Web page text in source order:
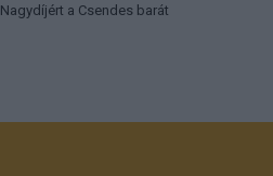
Nagydíjért a Csendes barát